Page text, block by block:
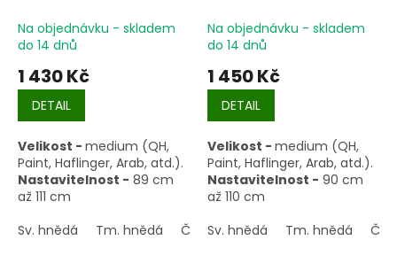
Na objednávku - skladem
do 14 dnů
1 430 Kč
DETAIL
Velikost - medium (QH,
Paint, Haflinger, Arab, atd.).
Nastavitelnost - 89 cm
až 111 cm
Sv. hnědá
Tm. hnědá Černohnědá
Na objednávku - skladem
do 14 dnů
1 450 Kč
DETAIL
Velikost - medium (QH,
Paint, Haflinger, Arab, atd.).
Nastavitelnost - 90 cm
až 110 cm
Sv. hnědá
Tm. hnědá